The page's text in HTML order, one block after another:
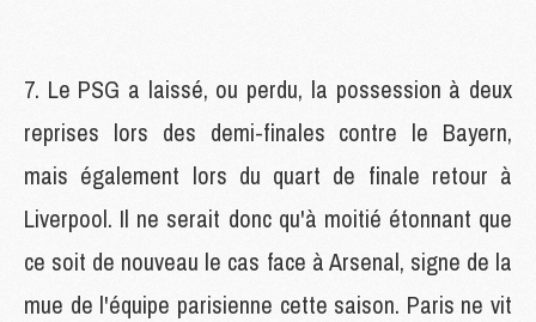
7. Le PSG a laissé, ou perdu, la possession à deux
reprises lors des demi-finales contre le Bayern,
mais également lors du quart de finale retour à
Liverpool. Il ne serait donc qu'à moitié étonnant que
ce soit de nouveau le cas face à Arsenal, signe de la
mue de l'équipe parisienne cette saison. Paris ne vit